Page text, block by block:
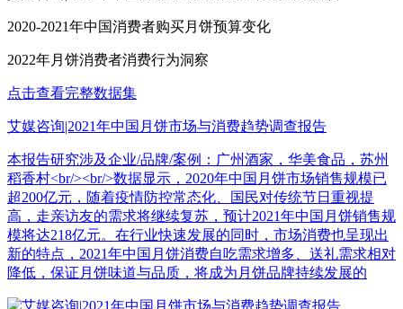
2020-2021年中国消费者购买月饼预算变化
2022年月饼消费者消费行为洞察
点击查看完整数据集
艾媒咨询|2021年中国月饼市场与消费趋势调查报告
本报告研究涉及企业/品牌/案例：广州酒家，华美食品，苏州
稻香村<br/><br/>数据显示，2020年中国月饼市场销售规模已
超200亿元，随着疫情防控常态化、国民对传统节日重视提
高，走亲访友的需求将继续复苏，预计2021年中国月饼销售规
模将达218亿元。在行业快速发展的同时，市场消费也呈现出
新的特点，2021年中国月饼消费自吃需求增多、送礼需求相对
降低，保证月饼味道与品质，将成为月饼品牌持续发展的